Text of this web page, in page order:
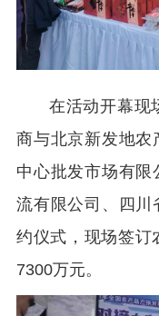
在活动开幕现
商与北京新发地农
中心批发市场有限
流有限公司、四川
约仪式，现场签订
7300万元。